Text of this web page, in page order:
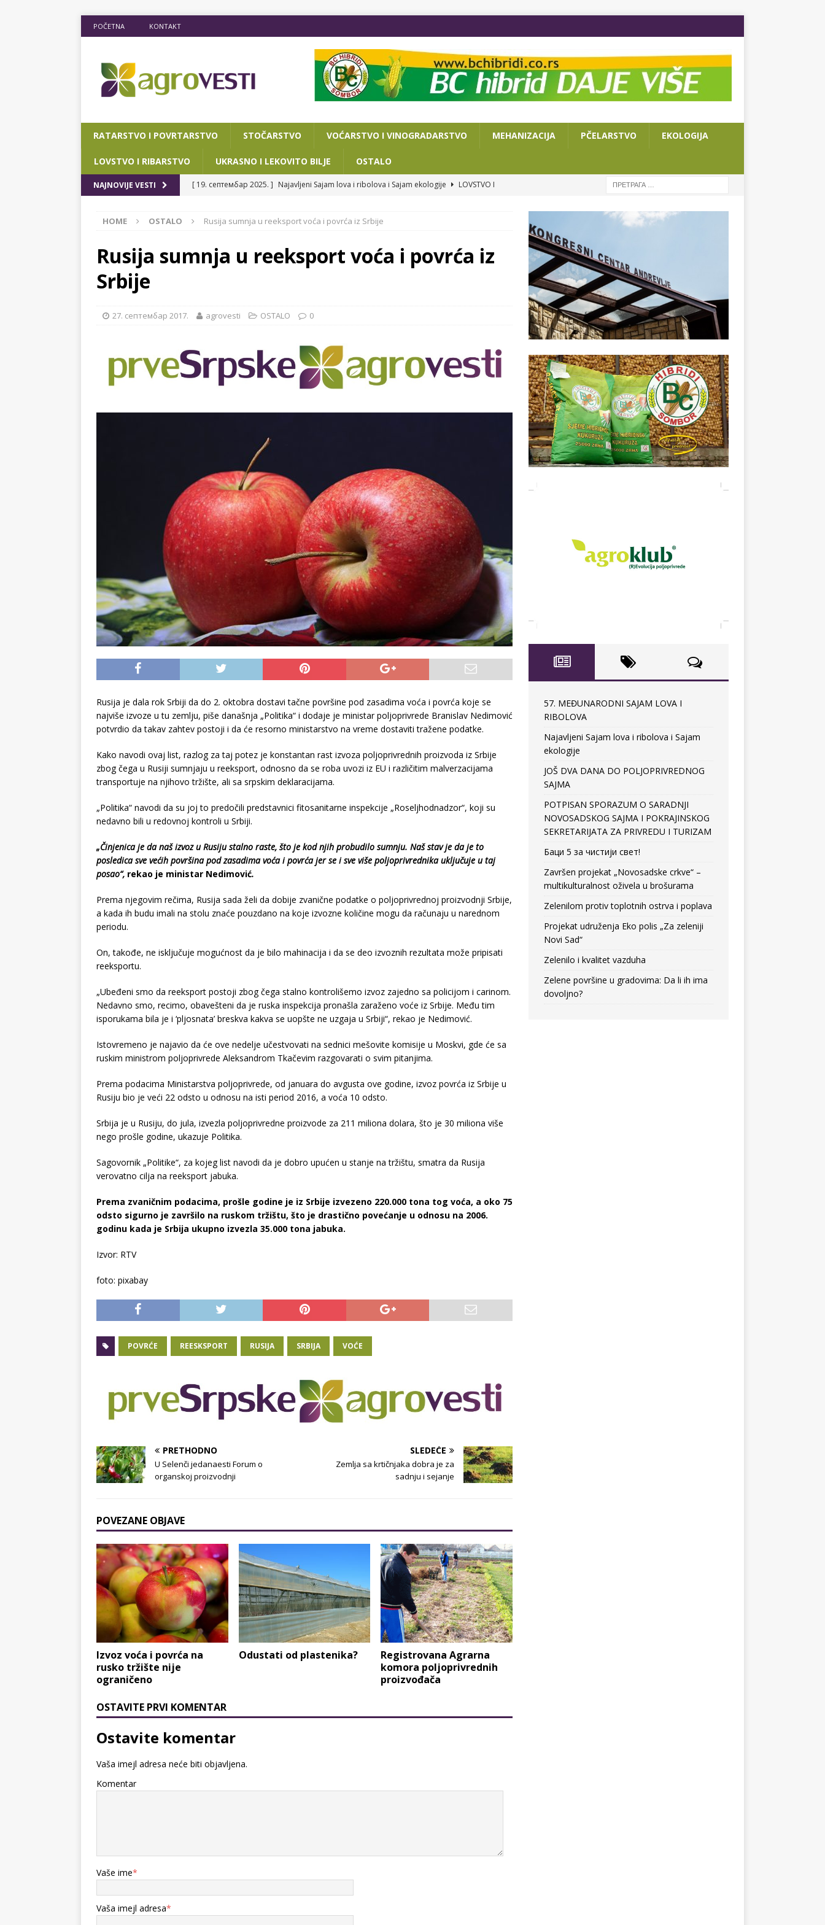
POČETNA KONTAKT
RATARSTVO I POVRTARSTVO STOČARSTVO VOĆARSTVO I VINOGRADARSTVO MEHANIZACIJA PČELARSTVO EKOLOGIJA
LOVSTVO I RIBARSTVO UKRASNO I LEKOVITO BILJE OSTALO
NAJNOVIJE VESTI [ 19. септембар 2025. ] Najavljeni Sajam lova i ribolova i Sajam ekologije
LOVSTVO I
[ 15. мај 2025. ] JOŠ DVA DANA DO POLJOPRIVREDNOG SAJMA
[ 12. март 2025. ]
POTPISAN SPORAZUM O SARADNJI NOVOSADSKOG SAJMA I
POKRAJINSKOG SEKRETARIJATA ZA PRIVREDU I TURIZAM
OSTALO
HOME OSTALO Rusija sumnja u reeksport voća i povrća iz Srbije
Rusija sumnja u reeksport voća i povrća iz
Srbije
27. септембар 2017. agrovesti OSTALO 0
Rusija je dala rok Srbiji da do 2. oktobra dostavi tačne površine pod zasadima voća i povrća koje se
najviše izvoze u tu zemlju, piše današnja „Politika“ i dodaje je ministar poljoprivrede Branislav Nedimović
potvrdio da takav zahtev postoji i da će resorno ministarstvo na vreme dostaviti tražene podatke.
Kako navodi ovaj list, razlog za taj potez je konstantan rast izvoza poljoprivrednih proizvoda iz Srbije
zbog čega u Rusiji sumnjaju u reeksport, odnosno da se roba uvozi iz EU i različitim malverzacijama
transportuje na njihovo tržište, ali sa srpskim deklaracijama.
„Politika“ navodi da su joj to predočili predstavnici fitosanitarne inspekcije „Roseljhodnadzor“, koji su
nedavno bili u redovnoj kontroli u Srbiji.
„Činjenica je da naš izvoz u Rusiju stalno raste, što je kod njih probudilo sumnju. Naš stav je da je to
posledica sve većih površina pod zasadima voća i povrća jer se i sve više poljoprivrednika uključuje u taj
posao“, rekao je ministar Nedimović.
Prema njegovim rečima, Rusija sada želi da dobije zvanične podatke o poljoprivrednoj proizvodnji Srbije,
a kada ih budu imali na stolu znaće pouzdano na koje izvozne količine mogu da računaju u narednom
periodu.
On, takođe, ne isključuje mogućnost da je bilo mahinacija i da se deo izvoznih rezultata može pripisati
reeksportu.
„Ubeđeni smo da reeksport postoji zbog čega stalno kontrolišemo izvoz zajedno sa policijom i carinom.
Nedavno smo, recimo, obavešteni da je ruska inspekcija pronašla zaraženo voće iz Srbije. Među tim
isporukama bila je i ‘pljosnata’ breskva kakva se uopšte ne uzgaja u Srbiji“, rekao je Nedimović.
Istovremeno je najavio da će ove nedelje učestvovati na sednici mešovite komisije u Moskvi, gde će sa
ruskim ministrom poljoprivrede Aleksandrom Tkačevim razgovarati o svim pitanjima.
Prema podacima Ministarstva poljoprivrede, od januara do avgusta ove godine, izvoz povrća iz Srbije u
Rusiju bio je veći 22 odsto u odnosu na isti period 2016, a voća 10 odsto.
Srbija je u Rusiju, do jula, izvezla poljoprivredne proizvode za 211 miliona dolara, što je 30 miliona više
nego prošle godine, ukazuje Politika.
Sagovornik „Politike“, za kojeg list navodi da je dobro upućen u stanje na tržištu, smatra da Rusija
verovatno cilja na reeksport jabuka.
Prema zvaničnim podacima, prošle godine je iz Srbije izvezeno 220.000 tona tog voća, a oko 75
odsto sigurno je završilo na ruskom tržištu, što je drastično povećanje u odnosu na 2006.
godinu kada je Srbija ukupno izvezla 35.000 tona jabuka.
Izvor: RTV
foto: pixabay
POVRĆE REESKSPORT RUSIJA SRBIJA VOĆE
PRETHODNO
U Selenči jedanaesti Forum o
organskoj proizvodnji
SLEDEĆE
Zemlja sa krtičnjaka dobra je za
sadnju i sejanje
POVEZANE OBJAVE
Izvoz voća i povrća na
rusko tržište nije
ograničeno
Odustati od plastenika?
Registrovana Agrarna
komora poljoprivrednih
proizvođača
OSTAVITE PRVI KOMENTAR
Ostavite komentar
Vaša imejl adresa neće biti objavljena.
Komentar
Vaše ime*
Vaša imejl adresa*
57. MEĐUNARODNI SAJAM LOVA I
RIBOLOVA
Najavljeni Sajam lova i ribolova i Sajam
ekologije
JOŠ DVA DANA DO POLJOPRIVREDNOG
SAJMA
POTPISAN SPORAZUM O SARADNJI
NOVOSADSKOG SAJMA I POKRAJINSKOG
SEKRETARIJATA ZA PRIVREDU I TURIZAM
Баци 5 за чистији свет!
Završen projekat „Novosadske crkve“ –
multikulturalnost oživela u brošurama
Zelenilom protiv toplotnih ostrva i poplava
Projekat udruženja Eko polis „Za zeleniji
Novi Sad“
Zelenilo i kvalitet vazduha
Zelene površine u gradovima: Da li ih ima
dovoljno?